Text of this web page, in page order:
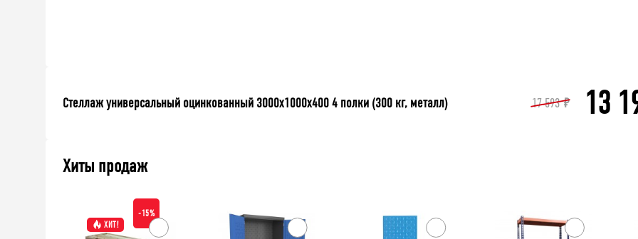
Стеллаж универсальный оцинкованный 3000x1000x400 4 полки (300 кг, металл) 17 593 ₽ 13
Хиты продаж
ХИТ!
-15%